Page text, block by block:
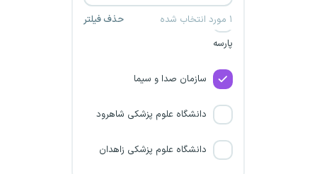
۱ مورد انتخاب شده حذف فیلترشرکت پیشگامان نیرو مهار
پارسه
سازمان صدا و سیما
دانشگاه علوم پزشکی شاهرود
دانشگاه علوم پزشکی زاهدان